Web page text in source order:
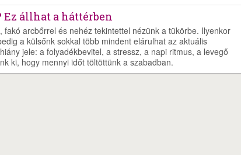
állhat a háttérben
arcbőrrel és nehéz tekintettel nézünk a tükörbe. Ilyenkor
a külsőnk sokkal több mindent elárulhat az aktuális
jele: a folyadékbevitel, a stressz, a napi ritmus, a levegő
ki, hogy mennyi időt töltöttünk a szabadban.